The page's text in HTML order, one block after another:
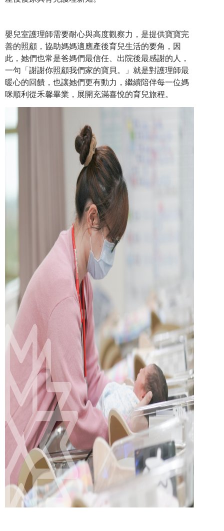
嬰兒室護理師需要耐心與高度觀察力，是提供寶寶完
善的照顧，協助媽媽適應產後育兒生活的要角，因
此，她們也常是爸媽們最信任、出院後最感謝的人，
一句「謝謝你照顧我們家的寶貝。」就是對護理師最
暖心的回饋，也讓她們更有動力，繼續陪伴每一位媽
咪順利從禾馨畢業，展開充滿喜悅的育兒旅程。